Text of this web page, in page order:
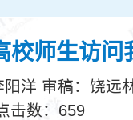
校师生访问
阳洋 审稿：饶远
击数： 659